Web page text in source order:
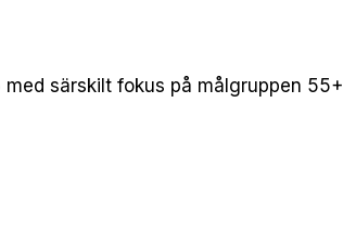
särskilt fokus på målgruppen 55+